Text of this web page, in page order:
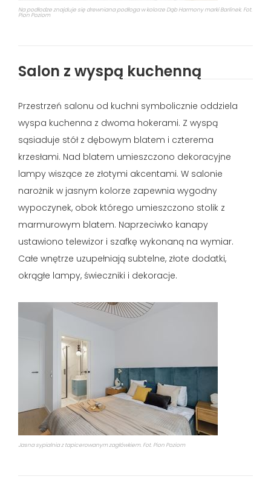
Na podłodze znajduje się drewniana podłoga w kolorze Dąb Harmony marki Barlinek. Fot.
Pion Poziom
Salon z wyspą kuchenną
Przestrzeń salonu od kuchni symbolicznie oddziela
wyspa kuchenna z dwoma hokerami. Z wyspą
sąsiaduje stół z dębowym blatem i czterema
krzesłami. Nad blatem umieszczono dekoracyjne
lampy wiszące ze złotymi akcentami. W salonie
narożnik w jasnym kolorze zapewnia wygodny
wypoczynek, obok którego umieszczono stolik z
marmurowym blatem. Naprzeciwko kanapy
ustawiono telewizor i szafkę wykonaną na wymiar.
Całe wnętrze uzupełniają subtelne, złote dodatki,
okrągłe lampy, świeczniki i dekoracje.
Jasna sypialnia z tapicerowanym zagłówkiem. Fot. Pion Poziom